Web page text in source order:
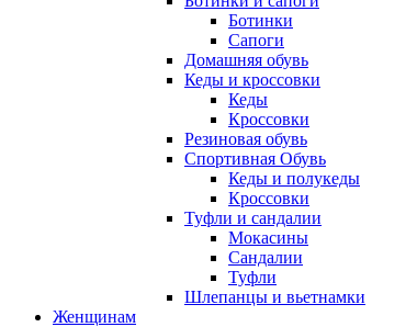
Ботинки
Сапоги
Домашняя обувь
Кеды и кроссовки
Кеды
Кроссовки
Резиновая обувь
Спортивная Обувь
Кеды и полукеды
Кроссовки
Туфли и сандалии
Мокасины
Сандалии
Туфли
Шлепанцы и вьетнамки
Женщинам